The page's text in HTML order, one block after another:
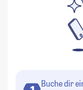
Buche dir